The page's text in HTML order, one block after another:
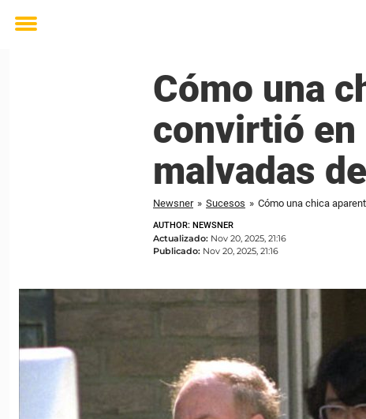
Toggle
Cómo una
convirtió en
malvadas
Newsner » Sucesos » Cómo una chica
AUTHOR: NEWSNER
Actualizado: Nov 20, 2025, 21:16
Publicado: Nov 20, 2025, 21:16